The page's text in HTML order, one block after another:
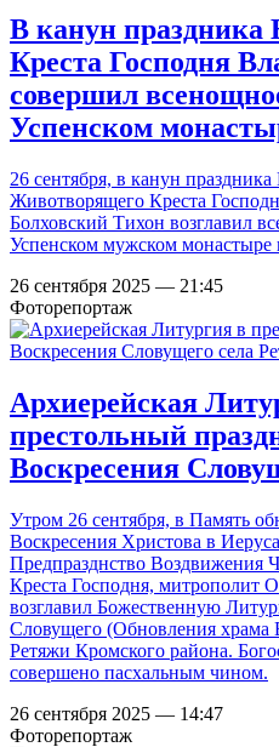
В канун праздника
Креста Господня
совершил
Успенском
26 сентября, в канун
Животворящего Креста
Болховский Тихон возглавил
Успенском мужском монастыре
26 сентября 2025 — 21:45
Фоторепортаж
Архиерейская
престольный
Воскресения
Утром 26 сентября, в Память
Воскресения Христова в
Предпразднство Воздвижения
Креста Господня, митрополит
возглавил Божественную
Словущего (Обновления храма
Ретяжи Кромского района.
совершено пасхальным чином.
26 сентября 2025 — 14:47
Фоторепортаж